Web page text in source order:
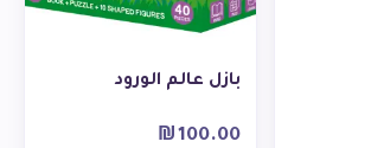
بازل عالم الورود
₪100.00